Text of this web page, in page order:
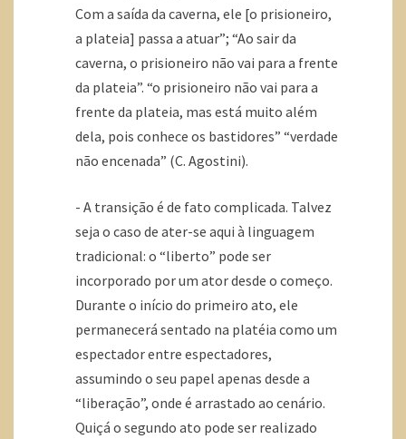
Com a saída da caverna, ele [o prisioneiro,
a plateia] passa a atuar”; “Ao sair da
caverna, o prisioneiro não vai para a frente
da plateia”. “o prisioneiro não vai para a
frente da plateia, mas está muito além
dela, pois conhece os bastidores” “verdade
não encenada” (C. Agostini).
- A transição é de fato complicada. Talvez
seja o caso de ater-se aqui à linguagem
tradicional: o “liberto” pode ser
incorporado por um ator desde o começo.
Durante o início do primeiro ato, ele
permanecerá sentado na platéia como um
espectador entre espectadores,
assumindo o seu papel apenas desde a
“liberação”, onde é arrastado ao cenário.
Quiçá o segundo ato pode ser realizado